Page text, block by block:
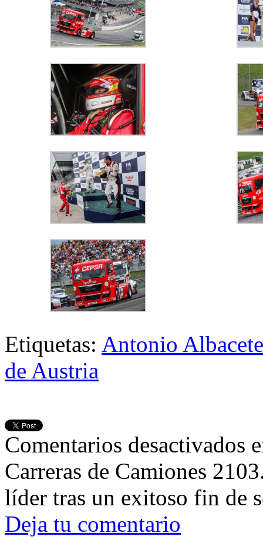
Etiquetas: Antonio Albacete
de Austria
Comentarios desactivados
Carreras de Camiones
líder tras un exitoso fin de
Deja tu comentario